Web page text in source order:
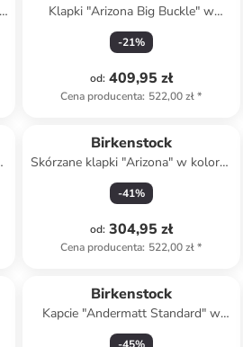
Klapki "Arizona Big Buckle" w
kolorze białym
-21%
od: 409,95 zł
Cena producenta: 522,00 zł*
Birkenstock
Skórzane klapki "Arizona" w kolorze
jasnobrązowym
-41%
od: 304,95 zł
Cena producenta: 522,00 zł*
Birkenstock
Kapcie "Andermatt Standard" w
kolorze szarym